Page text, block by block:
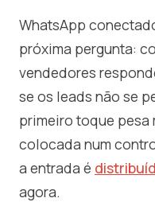
WhatsApp
próxima pergunta:
vendedores
se os leads não se
primeiro toque pesa
colocada num
a entrada é
agora.